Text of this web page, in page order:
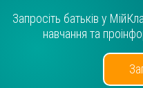
Запросіть батьків у
навчання та